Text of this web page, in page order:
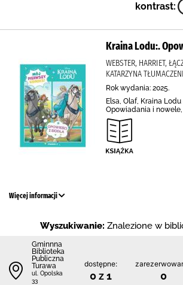
kontrast:
Kraina Lodu:.
WEBSTER, HARRIET,
KATARZYNA
Rok wydania: 2025.
Elsa, Olaf, Kraina
Opowiadania i
Więcej informacji
Wyszukiwanie: Znalezione w
Gminnna
Biblioteka
Publiczna
Turawa
ul. Opolska
33
dostępne:
0 z 1 0